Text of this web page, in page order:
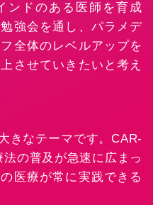
ンドのある医師を育成
強会を通し、パラメデ
全体のレベルアップを
させていきたいと考え
きなテーマです。CAR-
の普及が急速に広まっ
医療が常に実践できる